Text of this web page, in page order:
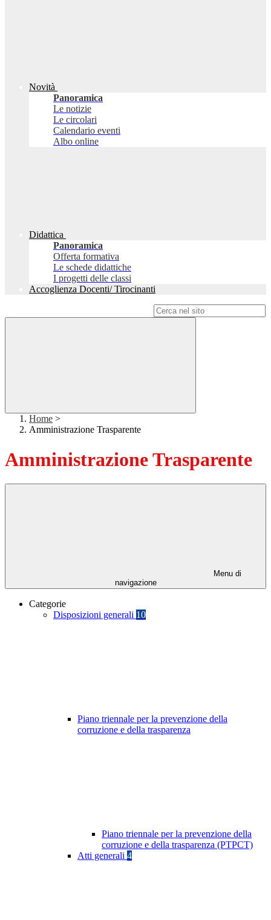
Novità
Panoramica
Le notizie
Le circolari
Calendario eventi
Albo online
Didattica
Panoramica
Offerta formativa
Le schede didattiche
I progetti delle classi
Accoglienza Docenti/ Tirocinanti
Home >
Amministrazione Trasparente
Amministrazione Trasparente
Menu di
navigazione
Categorie
Disposizioni generali 10
Piano triennale per la prevenzione della
corruzione e della trasparenza
Piano triennale per la prevenzione della
corruzione e della trasparenza (PTPCT)
Atti generali 4